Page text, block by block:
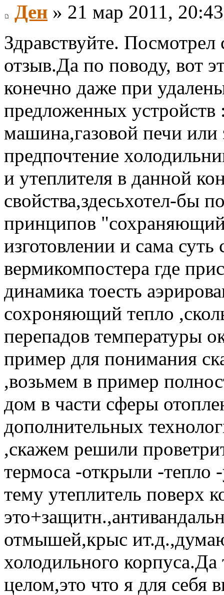
Ден » 21 мар 2011, 20:43
Здравствуйте.
отзыв.Да по поводу, вот
конечно даже при
предложенных устройств
машина,газовой печи или
предпочтение
и утеплителя в данной
свойства,здесьхотел-бы
принципов
изготовлении и сама суть
вермикомпостера где
динамика тоесть
сохроняющий тепло
перепадов температуры
пример для понимания
,возьмем в пример
дом в части сферы
дополнительных
,скажем решили
термоса -открыли -тепло
тему утеплитель поверх
отмышей,крыс
холодильного корпуса.Да
целом,это что я для себя